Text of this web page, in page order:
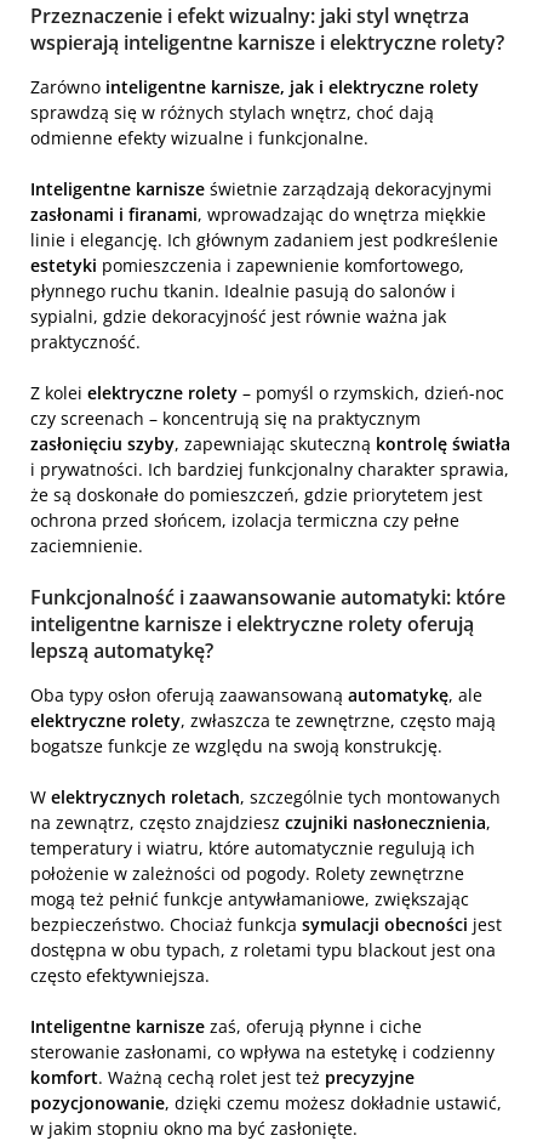
Przeznaczenie i efekt wizualny: jaki styl wnętrza
wspierają inteligentne karnisze i elektryczne rolety?
Zarówno inteligentne karnisze, jak i elektryczne rolety
sprawdzą się w różnych stylach wnętrz, choć dają
odmienne efekty wizualne i funkcjonalne.
Inteligentne karnisze świetnie zarządzają dekoracyjnymi
zasłonami i firanami, wprowadzając do wnętrza miękkie
linie i elegancję. Ich głównym zadaniem jest podkreślenie
estetyki pomieszczenia i zapewnienie komfortowego,
płynnego ruchu tkanin. Idealnie pasują do salonów i
sypialni, gdzie dekoracyjność jest równie ważna jak
praktyczność.
Z kolei elektryczne rolety – pomyśl o rzymskich, dzień-noc
czy screenach – koncentrują się na praktycznym
zasłonięciu szyby, zapewniając skuteczną kontrolę światła
i prywatności. Ich bardziej funkcjonalny charakter sprawia,
że są doskonałe do pomieszczeń, gdzie priorytetem jest
ochrona przed słońcem, izolacja termiczna czy pełne
zaciemnienie.
Funkcjonalność i zaawansowanie automatyki: które
inteligentne karnisze i elektryczne rolety oferują
lepszą automatykę?
Oba typy osłon oferują zaawansowaną automatykę, ale
elektryczne rolety, zwłaszcza te zewnętrzne, często mają
bogatsze funkcje ze względu na swoją konstrukcję.
W elektrycznych roletach, szczególnie tych montowanych
na zewnątrz, często znajdziesz czujniki nasłonecznienia,
temperatury i wiatru, które automatycznie regulują ich
położenie w zależności od pogody. Rolety zewnętrzne
mogą też pełnić funkcje antywłamaniowe, zwiększając
bezpieczeństwo. Chociaż funkcja symulacji obecności jest
dostępna w obu typach, z roletami typu blackout jest ona
często efektywniejsza.
Inteligentne karnisze zaś, oferują płynne i ciche
sterowanie zasłonami, co wpływa na estetykę i codzienny
komfort. Ważną cechą rolet jest też precyzyjne
pozycjonowanie, dzięki czemu możesz dokładnie ustawić,
w jakim stopniu okno ma być zasłonięte.